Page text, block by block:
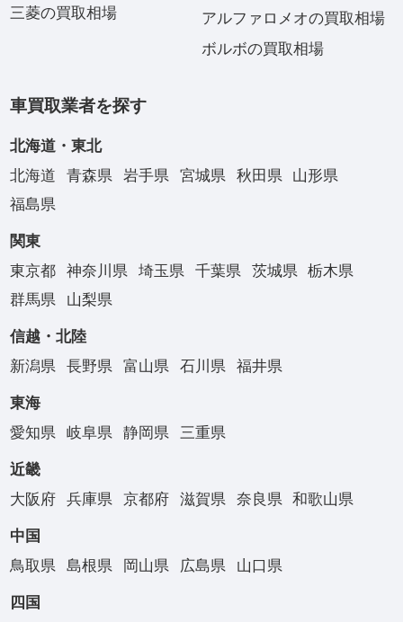
三菱の買取相場
アルファロメオの買取相場
ボルボの買取相場
車買取業者を探す
北海道・東北
北海道
青森県 岩手県 宮城県 秋田県
山形県
福島県
関東
東京都
神奈川県 埼玉県 千葉県 茨城県
栃木県
群馬県
山梨県
信越・北陸
新潟県
長野県 富山県 石川県 福井県
東海
愛知県
岐阜県 静岡県 三重県
近畿
大阪府
兵庫県 京都府 滋賀県 奈良県 和歌山県
中国
鳥取県
島根県 岡山県 広島県 山口県
四国